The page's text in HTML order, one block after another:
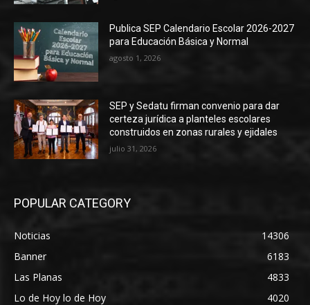
Publica SEP Calendario Escolar 2026-2027
para Educación Básica y Normal
agosto 1, 2026
SEP y Sedatu firman convenio para dar
certeza jurídica a planteles escolares
construidos en zonas rurales y ejidales
julio 31, 2026
POPULAR CATEGORY
Noticias
14306
Banner
6183
Las Planas
4833
Lo de Hoy lo de Hoy
4020